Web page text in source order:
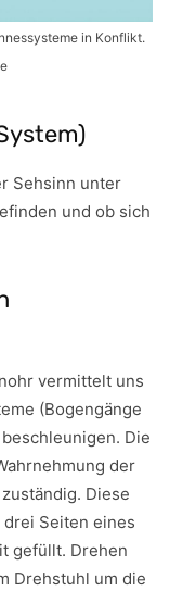
in Konflikt.
Sehsinn unter
und ob sich
vermittelt uns
(Bogengänge
Die
der
Diese
Seiten eines
gefüllt. Drehen
Drehstuhl um die